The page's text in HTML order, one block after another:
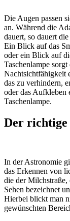
Die Augen passen
an. Während die
dauert, so dauert
Ein Blick auf das
oder ein Blick auf
Taschenlampe
Nachtsichtfähigkeit
das zu verhindern,
oder das Aufkleben
Taschenlampe.
Der
In der Astronomie
das Erkennen von
die der
Sehen bezeichnet
Hierbei blickt man
gewünschten